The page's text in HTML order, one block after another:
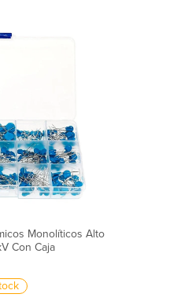
Monolíticos Alto
Con Caja